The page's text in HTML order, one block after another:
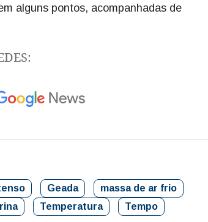
alguns pontos, acompanhadas de
Geada
massa de ar frio
Temperatura Tempo